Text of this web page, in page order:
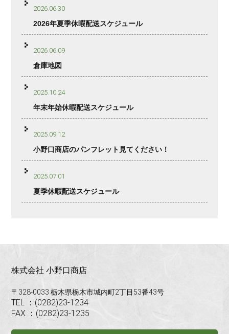
2026.06.30
2026年夏季休暇配送スケジュール
2026.06.09
倉庫地図
2025.10.24
年末年始休暇配送スケジュール
2025.09.12
小野口商店のパンフレット見てください！
2025.07.01
夏季休暇配送スケジュール
株式会社 小野口商店
〒328-0033 栃木県栃木市城内町2丁目53番43号
TEL ：(0282)23-1234
FAX ：(0282)23-1235